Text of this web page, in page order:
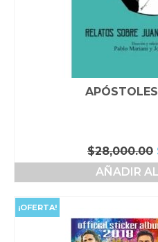
$28,000.00
AÑADIR
¡OFERTA!